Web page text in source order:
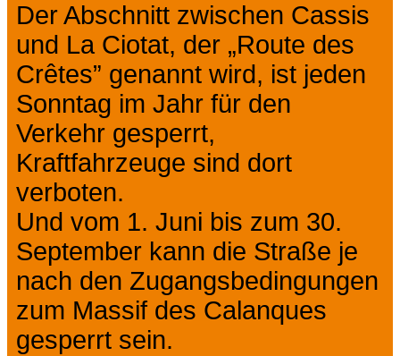
Der Abschnitt zwischen Cassis
und La Ciotat, der „Route des
Crêtes” genannt wird, ist jeden
Sonntag im Jahr für den
Verkehr gesperrt,
Kraftfahrzeuge sind dort
verboten.
Und vom 1. Juni bis zum 30.
September kann die Straße je
nach den Zugangsbedingungen
zum Massif des Calanques
gesperrt sein.